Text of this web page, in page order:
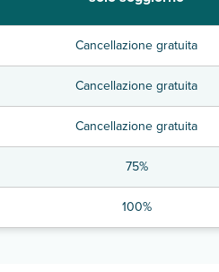
Cancellazione gratuita
Cancellazione gratuita
Cancellazione gratuita
75%
100%